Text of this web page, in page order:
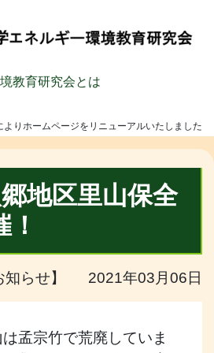
教育研究会とは
りホームページをリニューアルいたしました
地区里山保全
知らせ】 2021年03月06日
孟宗竹で荒廃していま